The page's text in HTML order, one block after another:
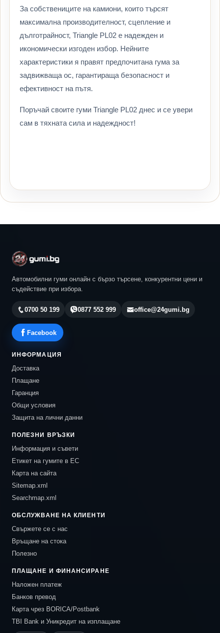
За собствениците на камиони, които търсят
максимална производителност, сцепление и
дълготрайност, Triangle PL02 е надежден и
икономически изгоден избор. Нейните
характеристики я правят предпочитана гума за
задвижваща ос, гарантираща безопасност и
ефективност на пътя.
Поръчай своите гуми Triangle PL02 днес и се увери
сам в тяхната сила и надеждност!
Автомобилни гуми онлайн с бързо търсене, конкурентни цени и
съдействие при избора.
0700 50 199 0877 552 999 office@24gumi.bg
Facebook
ИНФОРМАЦИЯ
Доставка
Плащане
Гаранция
Общи условия
Защита на лични данни
ПОЛЕЗНИ ВРЪЗКИ
Информация и съвети
Етикет на гумите в ЕС
Карта на сайта
Sitemap.xml
Searchmap.xml
ОБСЛУЖВАНЕ НА КЛИЕНТИ
Свържете се с нас
Връщане на стока
Полезно
ПЛАЩАНЕ И ФИНАНСИРАНЕ
Наложен платеж
Банков превод
Карта чрез BORICA/Postbank
TBI Bank и Уникредит на изплащане